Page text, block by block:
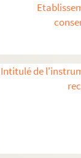
Intitulé de